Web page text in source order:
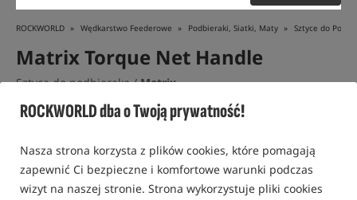
ROCKWORLD dba o Twoją prywatność!
Nasza strona korzysta z plików cookies, które pomagają
zapewnić Ci bezpieczne i komfortowe warunki podczas
wizyt na naszej stronie. Strona wykorzystuje pliki cookies
ROCKWORLD Wędkarstwo Feederowe Podbieraki, Siatki, Maty Sztyce do
Matrix Torque Net Handle
Sztyca do podbieraka /Matrix
0,0
Promocja